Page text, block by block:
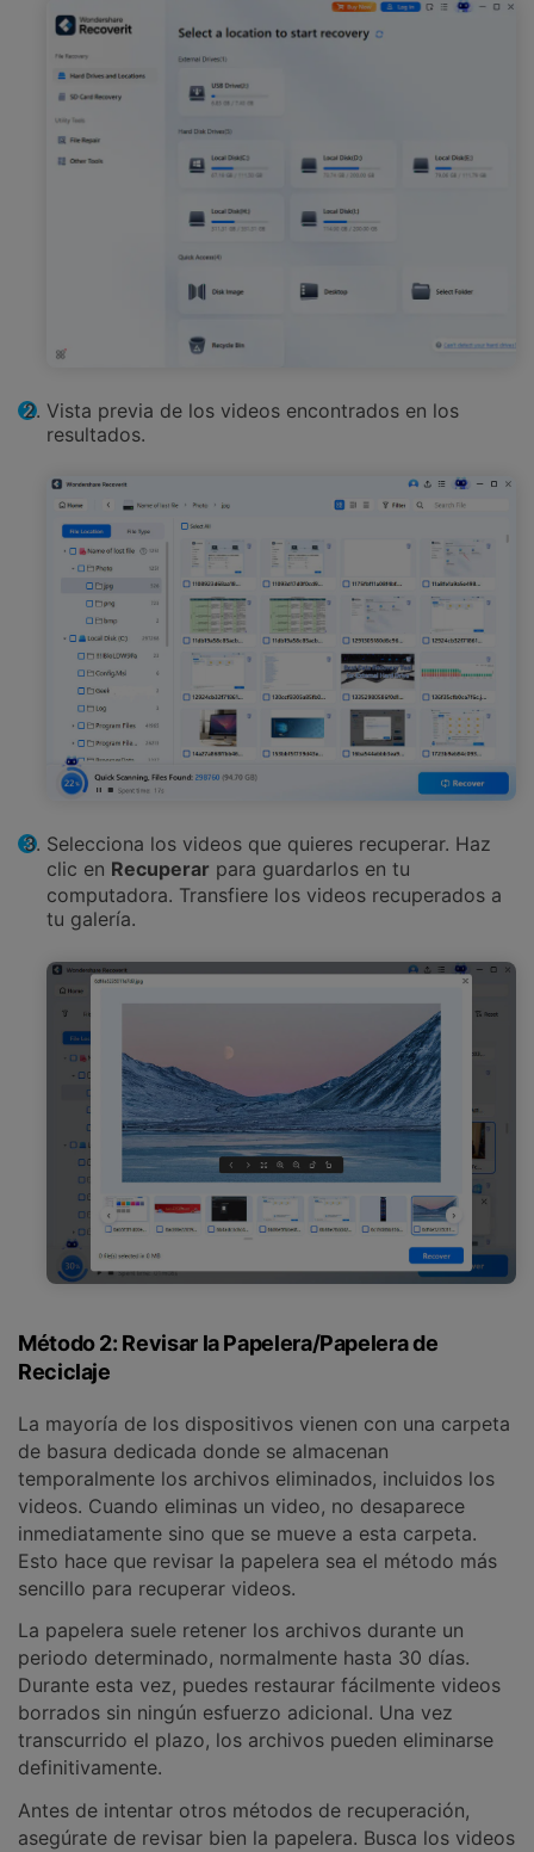
Vista previa de los videos encontrados en los
resultados.
Selecciona los videos que quieres recuperar. Haz
clic en Recuperar para guardarlos en tu
computadora. Transfiere los videos recuperados a
tu galería.
Método 2: Revisar la Papelera/Papelera de
Reciclaje
La mayoría de los dispositivos vienen con una carpeta
de basura dedicada donde se almacenan
temporalmente los archivos eliminados, incluidos los
videos. Cuando eliminas un video, no desaparece
inmediatamente sino que se mueve a esta carpeta.
Esto hace que revisar la papelera sea el método más
sencillo para recuperar videos.
La papelera suele retener los archivos durante un
periodo determinado, normalmente hasta 30 días.
Durante esta vez, puedes restaurar fácilmente videos
borrados sin ningún esfuerzo adicional. Una vez
transcurrido el plazo, los archivos pueden eliminarse
definitivamente.
Antes de intentar otros métodos de recuperación,
asegúrate de revisar bien la papelera. Busca los videos